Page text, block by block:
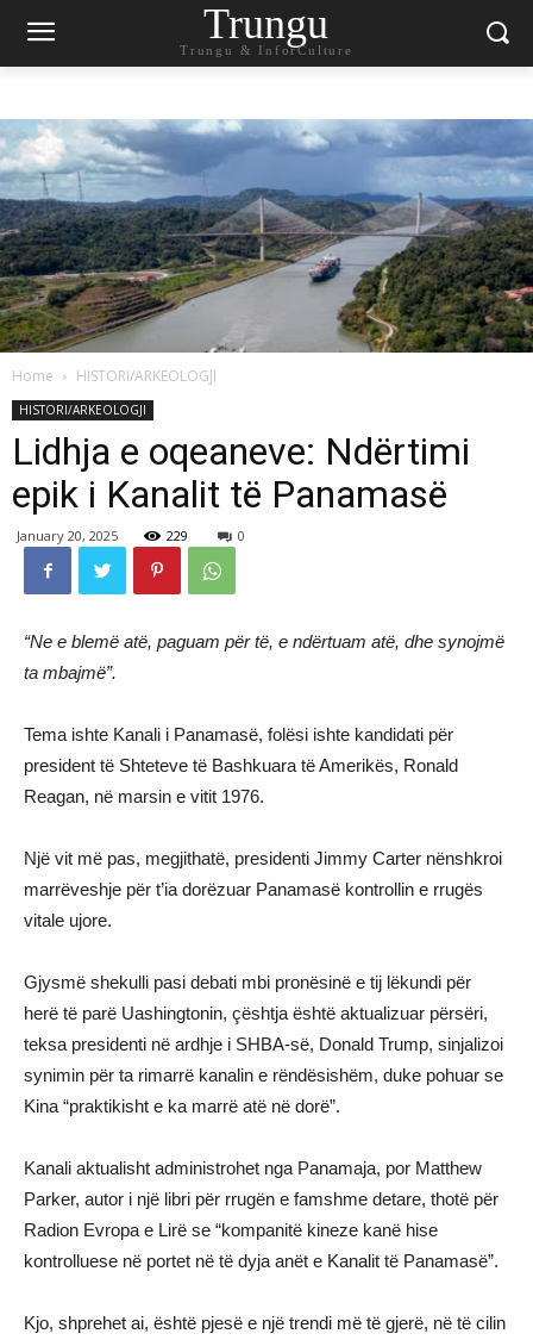
Trungu
Trungu & InforCulture
Home HISTORI/ARKEOLOGJI
HISTORI/ARKEOLOGJI
Lidhja e oqeaneve: Ndërtimi
epik i Kanalit të Panamasë
January 20, 2025 229 0
“Ne e blemë atë, paguam për të, e ndërtuam atë, dhe synojmë
ta mbajmë”.
Tema ishte Kanali i Panamasë, folësi ishte kandidati për
president të Shteteve të Bashkuara të Amerikës, Ronald
Reagan, në marsin e vitit 1976.
Një vit më pas, megjithatë, presidenti Jimmy Carter nënshkroi
marrëveshje për t’ia dorëzuar Panamasë kontrollin e rrugës
vitale ujore.
Gjysmë shekulli pasi debati mbi pronësinë e tij lëkundi për
herë të parë Uashingtonin, çështja është aktualizuar përsëri,
teksa presidenti në ardhje i SHBA-së, Donald Trump, sinjalizoi
synimin për ta rimarrë kanalin e rëndësishëm, duke pohuar se
Kina “praktikisht e ka marrë atë në dorë”.
Kanali aktualisht administrohet nga Panamaja, por Matthew
Parker, autor i një libri për rrugën e famshme detare, thotë për
Radion Evropa e Lirë se “kompanitë kineze kanë hise
kontrolluese në portet në të dyja anët e Kanalit të Panamasë”.
Kjo, shprehet ai, është pjesë e një trendi më të gjerë, në të cilin